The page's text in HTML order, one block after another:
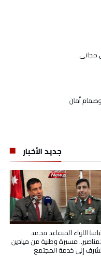
مجاني
أمان
جديد الأخبار
اللواء المتقاعد محمد
مسيرة وطنية من ميادين
إلى خدمة المجتمع